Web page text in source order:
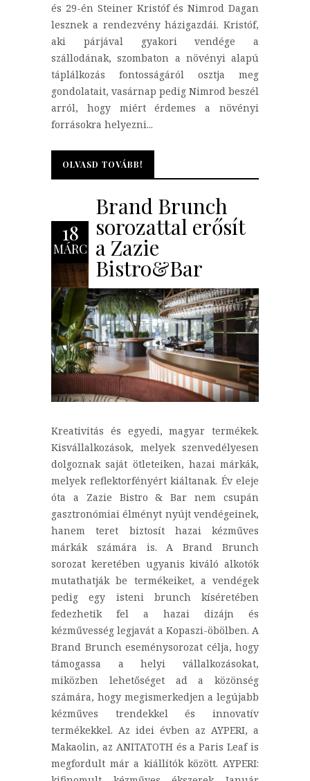
és 29-én Steiner Kristóf és Nimrod Dagan
lesznek a rendezvény házigazdái. Kristóf,
aki párjával gyakori vendége a
szállodának, szombaton a növényi alapú
táplálkozás fontosságáról osztja meg
gondolatait, vasárnap pedig Nimrod beszél
arról, hogy miért érdemes a növényi
forrásokra helyezni...
OLVASD TOVÁBB!
OLVASD TOVÁBB!
18
MÁRC
Brand Brunch
sorozattal erősít
a Zazie
Bistro&Bar
Kreativitás és egyedi, magyar termékek.
Kisvállalkozások, melyek szenvedélyesen
dolgoznak saját ötleteiken, hazai márkák,
melyek reflektorfényért kiáltanak. Év eleje
óta a Zazie Bistro & Bar nem csupán
gasztronómiai élményt nyújt vendégeinek,
hanem teret biztosít hazai kézműves
márkák számára is. A Brand Brunch
sorozat keretében ugyanis kiváló alkotók
mutathatják be termékeiket, a vendégek
pedig egy isteni brunch kíséretében
fedezhetik fel a hazai dizájn és
kézművesség legjavát a Kopaszi-öbölben. A
Brand Brunch eseménysorozat célja, hogy
támogassa a helyi vállalkozásokat,
miközben lehetőséget ad a közönség
számára, hogy megismerkedjen a legújabb
kézműves trendekkel és innovatív
termékekkel. Az idei évben az AYPERI, a
Makaolin, az ANITATOTH és a Paris Leaf is
megfordult már a kiállítók között. AYPERI: